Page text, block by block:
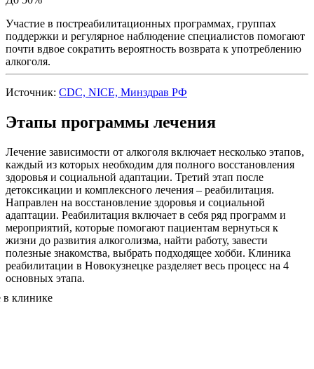
Участие в постреабилитационных программах, группах
поддержки и регулярное наблюдение специалистов помогают
почти вдвое сократить вероятность возврата к употреблению
алкоголя.
Источник: CDC, NICE, Минздрав РФ
Этапы программы лечения
Лечение зависимости от алкоголя включает несколько этапов,
каждый из которых необходим для полного восстановления
здоровья и социальной адаптации. Третий этап после
детоксикации и комплексного лечения – реабилитация.
Направлен на восстановление здоровья и социальной
адаптации. Реабилитация включает в себя ряд программ и
мероприятий, которые помогают пациентам вернуться к
жизни до развития алкоголизма, найти работу, завести
полезные знакомства, выбрать подходящее хобби. Клиника
реабилитации в Новокузнецке разделяет весь процесс на 4
основных этапа.